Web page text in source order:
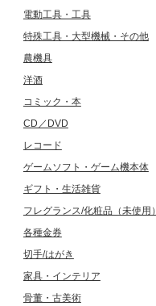
電動工具・工具
特殊工具・大型機械・その他
農機具
洋酒
コミック・本
CD／DVD
レコード
ゲームソフト・ゲーム機本体
ギフト・生活雑貨
フレグランス/化粧品（未使用）
各種金券
切手/はがき
家具・インテリア
骨董・古美術